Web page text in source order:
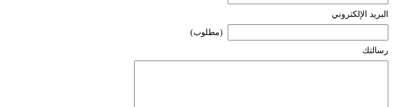
البريد الإلكتروني
(مطلوب)
رسالتك